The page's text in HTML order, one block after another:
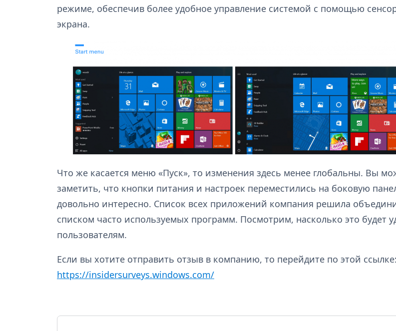
режиме, обеспечив более удобное управление системой с помощью
экрана.
Что же касается меню «Пуск», то изменения здесь менее глобальны. Вы
заметить, что кнопки питания и настроек переместились на боковую
довольно интересно. Список всех приложений компания решила
списком часто используемых программ. Посмотрим, насколько это будет
пользователям.
Если вы хотите отправить отзыв в компанию, то перейдите по этой ссылке:
https://insidersurveys.windows.com/